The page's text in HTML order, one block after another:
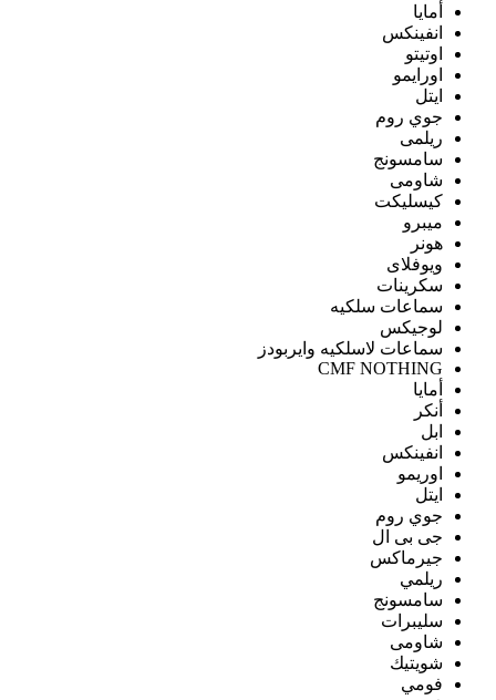
أمايا
انفينكس
اوتيتو
اورايمو
ايتل
جوي روم
ريلمى
سامسونج
شاومى
كيسليكت
ميبرو
هونر
ويوفلاى
سكرينات
سماعات سلكيه
لوجيكس
سماعات لاسلكيه وايربودز
CMF NOTHING
أمايا
أنكر
ابل
انفينكس
اوريمو
ايتل
جوي روم
جى بى ال
جيرماكس
ريلمي
سامسونج
سليبرات
شاومى
شويتيك
فومي